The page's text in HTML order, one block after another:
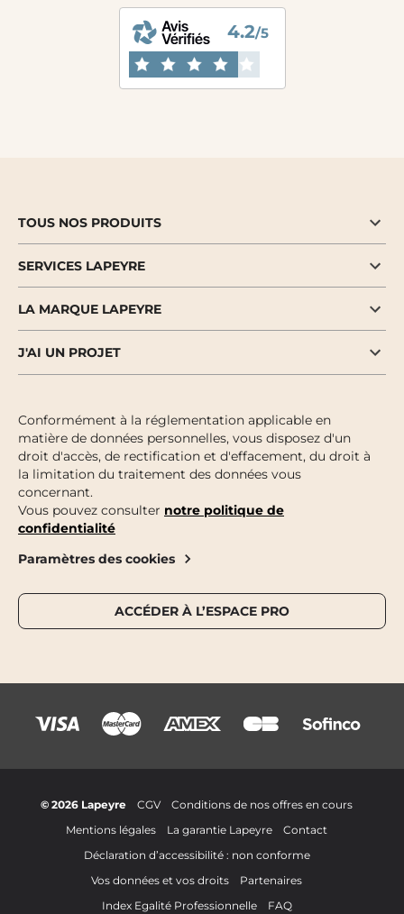
4.2/5
TOUS NOS PRODUITS
SERVICES LAPEYRE
LA MARQUE LAPEYRE
J'AI UN PROJET
Conformément à la réglementation applicable en
matière de données personnelles, vous disposez d'un
droit d'accès, de rectification et d'effacement, du droit à
la limitation du traitement des données vous
concernant.
Vous pouvez consulter notre politique de
confidentialité
Paramètres des cookies
ACCÉDER À L’ESPACE PRO
© 2026 Lapeyre CGV
Conditions de nos offres en cours
Mentions légales
La garantie Lapeyre
Contact
Déclaration d’accessibilité : non conforme
Vos données et vos droits
Partenaires
Index Egalité Professionnelle
FAQ